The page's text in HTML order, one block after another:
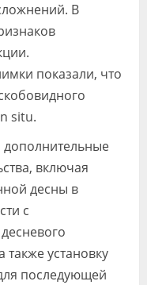
В
показали, что
situ.
включая
десны в
с
также установку
последующей